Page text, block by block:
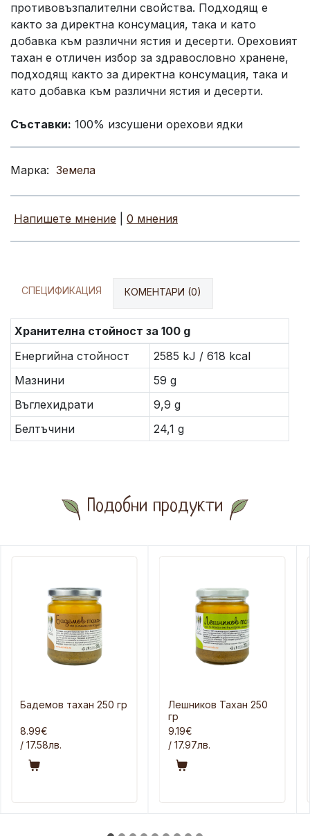
противовъзпалителни свойства. Подходящ е
както за директна консумация, така и като
добавка към различни ястия и десерти. Ореховият
тахан е отличен избор за здравословно хранене,
подходящ както за директна консумация, така и
като добавка към различни ястия и десерти.
Съставки: 100% изсушени орехови ядки
Марка: Земела
Напишете мнение 0 мнения
СПЕЦИФИКАЦИЯ КОМЕНТАРИ (0)
Хранителна стойност за 100 g
Енергийна стойност
2585 kJ / 618 kcal
Мазнини
59 g
Въглехидрати
9,9 g
Белтъчини
24,1 g
Подобни продукти
Бадемов тахан 250 гр
8.99€
/ 17.58лв.
Лешников Тахан 250
гр
9.19€
/ 17.97лв.